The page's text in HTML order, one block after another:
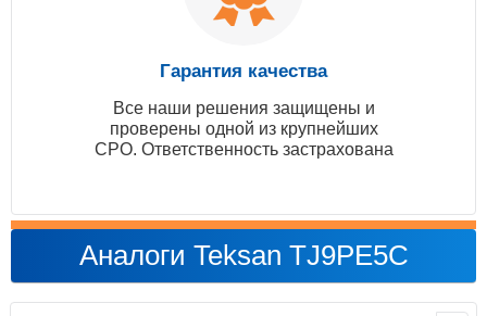
Гарантия качества
Все наши решения защищены и
проверены одной из крупнейших
СРО. Ответственность застрахована
Аналоги Teksan TJ9PE5C